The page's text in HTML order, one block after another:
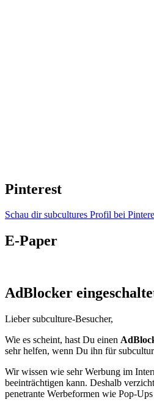
Pinterest
Schau dir subcultures Profil bei
E-Paper
AdBlocker
Lieber subculture-Besucher,
Wie es scheint, hast Du einen
sehr helfen, wenn Du ihn für
Wir wissen wie sehr Werbung im
beeinträchtigen kann. Deshalb
penetrante Werbeformen wie Pop-